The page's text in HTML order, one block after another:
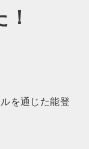
を通じた能登